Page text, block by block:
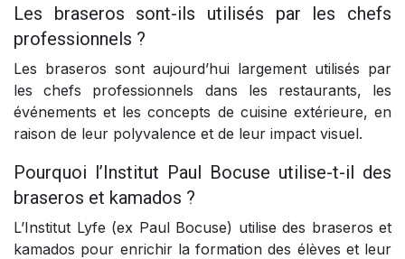
Les braseros sont-ils utilisés par les chefs
professionnels ?
Les braseros sont aujourd’hui largement utilisés par
les chefs professionnels dans les restaurants, les
événements et les concepts de cuisine extérieure, en
raison de leur polyvalence et de leur impact visuel.
Pourquoi l’Institut Paul Bocuse utilise-t-il des
braseros et kamados ?
L’Institut Lyfe (ex Paul Bocuse) utilise des braseros et
kamados pour enrichir la formation des élèves et leur